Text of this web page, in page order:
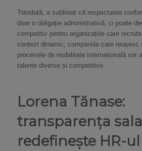
Totodată, a subliniat că respectarea
doar o obligație administrativă, ci poate
competitiv pentru organizațiile care
context dinamic, companiile care reușesc
procesele de mobilitate internațională vor
talente diverse și competitive.
Lorena Tănase:
transparența
redefinește HR-ul